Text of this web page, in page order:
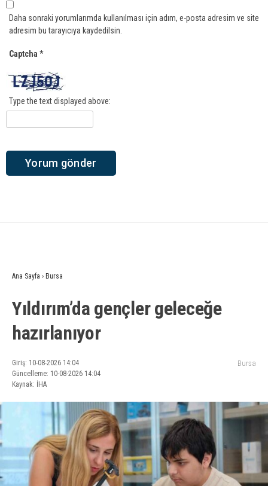
Daha sonraki yorumlarımda kullanılması için adım, e-posta adresim ve site
adresim bu tarayıcıya kaydedilsin.
Captcha *
Type the text displayed above:
Ana Sayfa › Bursa
Yıldırım’da gençler geleceğe
hazırlanıyor
Giriş: 10-08-2026 14:04
Güncelleme: 10-08-2026 14:04
Kaynak: İHA
Bursa